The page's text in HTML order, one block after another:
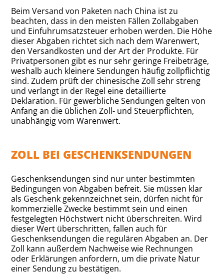
Beim Versand von Paketen nach China ist zu
beachten, dass in den meisten Fällen Zollabgaben
und Einfuhrumsatzsteuer erhoben werden. Die Höhe
dieser Abgaben richtet sich nach dem Warenwert,
den Versandkosten und der Art der Produkte. Für
Privatpersonen gibt es nur sehr geringe Freibeträge,
weshalb auch kleinere Sendungen häufig zollpflichtig
sind. Zudem prüft der chinesische Zoll sehr streng
und verlangt in der Regel eine detaillierte
Deklaration. Für gewerbliche Sendungen gelten von
Anfang an die üblichen Zoll- und Steuerpflichten,
unabhängig vom Warenwert.
ZOLL BEI GESCHENKSENDUNGEN
Geschenksendungen sind nur unter bestimmten
Bedingungen von Abgaben befreit. Sie müssen klar
als Geschenk gekennzeichnet sein, dürfen nicht für
kommerzielle Zwecke bestimmt sein und einen
festgelegten Höchstwert nicht überschreiten. Wird
dieser Wert überschritten, fallen auch für
Geschenksendungen die regulären Abgaben an. Der
Zoll kann außerdem Nachweise wie Rechnungen
oder Erklärungen anfordern, um die private Natur
einer Sendung zu bestätigen.